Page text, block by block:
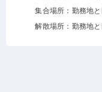
集合場所：勤務地と
解散場所：勤務地と